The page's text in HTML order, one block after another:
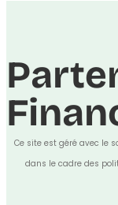
Ce site est géré avec le
dans le cadre des